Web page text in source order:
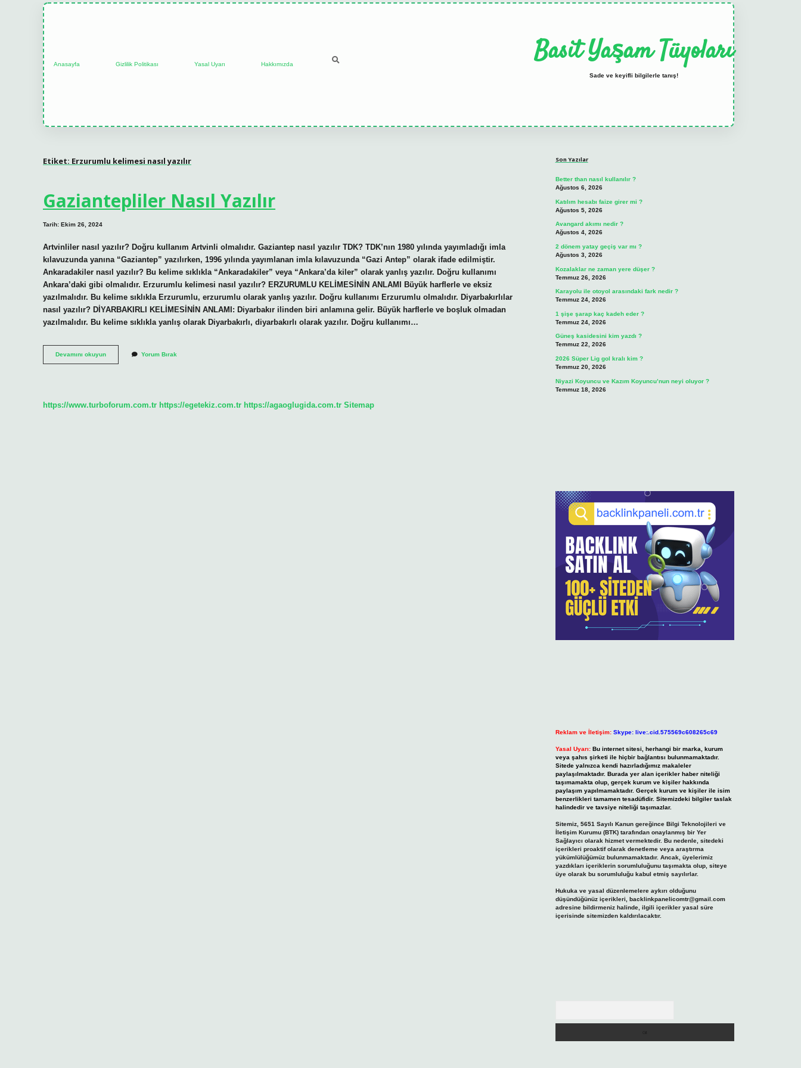
Anasayfa Gizlilik Politikası Yasal Uyarı Hakkımızda Basit Yaşam Tüyoları
Sade ve keyifli bilgilerle tanış!
Etiket: Erzurumlu kelimesi nasıl yazılır
Gaziantepliler Nasıl Yazılır
Tarih: Ekim 26, 2024
Artvinliler nasıl yazılır? Doğru kullanım Artvinli olmalıdır. Gaziantep nasıl yazılır TDK? TDK’nın 1980 yılında yayımladığı imla
kılavuzunda yanına “Gaziantep” yazılırken, 1996 yılında yayımlanan imla kılavuzunda “Gazi Antep” olarak ifade edilmiştir.
Ankaradakiler nasıl yazılır? Bu kelime sıklıkla “Ankaradakiler” veya “Ankara’da kiler” olarak yanlış yazılır. Doğru kullanımı
Ankara’daki gibi olmalıdır. Erzurumlu kelimesi nasıl yazılır? ERZURUMLU KELİMESİNİN ANLAMI Büyük harflerle ve eksiz
yazılmalıdır. Bu kelime sıklıkla Erzurumlu, erzurumlu olarak yanlış yazılır. Doğru kullanımı Erzurumlu olmalıdır. Diyarbakırlılar
nasıl yazılır? DİYARBAKIRLI KELİMESİNİN ANLAMI: Diyarbakır ilinden biri anlamına gelir. Büyük harflerle ve boşluk olmadan
yazılmalıdır. Bu kelime sıklıkla yanlış olarak Diyarbakırlı, diyarbakırlı olarak yazılır. Doğru kullanımı…
Devamını okuyunGaziantepliler
Nasıl
Yorum Bırak
https://www.turboforum.com.tr https://egetekiz.com.tr https://agaoglugida.com.tr Sitemap
Son Yazılar
Better than nasıl kullanılır ?
Ağustos 6, 2026
Katılım hesabı faize girer mi ?
Ağustos 5, 2026
Avangard akımı nedir ?
Ağustos 4, 2026
2 dönem yatay geçiş var mı ?
Ağustos 3, 2026
Kozalaklar ne zaman yere düşer ?
Temmuz 26, 2026
Karayolu ile otoyol arasındaki fark nedir ?
Temmuz 24, 2026
1 şişe şarap kaç kadeh eder ?
Temmuz 24, 2026
Güneş kasidesini kim yazdı ?
Temmuz 22, 2026
2026 Süper Lig gol kralı kim ?
Temmuz 20, 2026
Niyazi Koyuncu ve Kazım Koyuncu’nun neyi oluyor ?
Temmuz 18, 2026
Reklam ve İletişim: Skype: live:.cid.575569c608265c69
Yasal Uyarı: Bu internet sitesi, herhangi bir marka, kurum
veya şahıs şirketi ile hiçbir bağlantısı bulunmamaktadır.
Sitede yalnızca kendi hazırladığımız makaleler
paylaşılmaktadır. Burada yer alan içerikler haber niteliği
taşımamakta olup, gerçek kurum ve kişiler hakkında
paylaşım yapılmamaktadır. Gerçek kurum ve kişiler ile isim
benzerlikleri tamamen tesadüfidir. Sitemizdeki bilgiler taslak
halindedir ve tavsiye niteliği taşımazlar.
Sitemiz, 5651 Sayılı Kanun gereğince Bilgi Teknolojileri ve
İletişim Kurumu (BTK) tarafından onaylanmış bir Yer
Sağlayıcı olarak hizmet vermektedir. Bu nedenle, sitedeki
içerikleri proaktif olarak denetleme veya araştırma
yükümlülüğümüz bulunmamaktadır. Ancak, üyelerimiz
yazdıkları içeriklerin sorumluluğunu taşımakta olup, siteye
üye olarak bu sorumluluğu kabul etmiş sayılırlar.
Hukuka ve yasal düzenlemelere aykırı olduğunu
düşündüğünüz içerikleri, backlinkpanelicomtr@gmail.com
adresine bildirmeniz halinde, ilgili içerikler yasal süre
içerisinde sitemizden kaldırılacaktır.